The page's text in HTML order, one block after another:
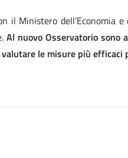
Ministero dell’Economia
Al nuovo Osservatorio sono
le misure più